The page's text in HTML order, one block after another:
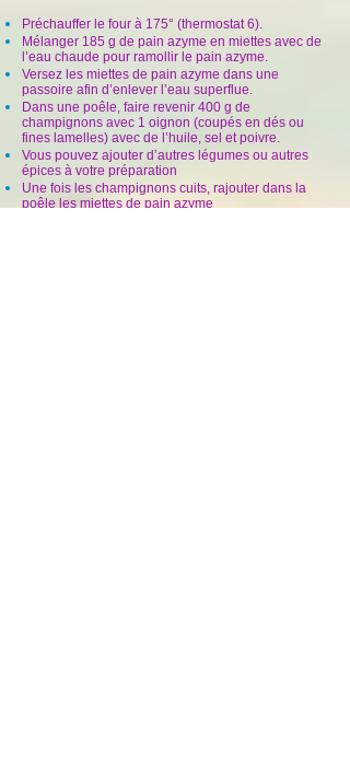
Préchauffer le four à 175° (thermostat 6).
Mélanger 185 g de pain azyme en miettes avec de
l’eau chaude pour ramollir le pain azyme.
Versez les miettes de pain azyme dans une
passoire afin d’enlever l’eau superflue.
Dans une poêle, faire revenir 400 g de
champignons avec 1 oignon (coupés en dés ou
fines lamelles) avec de l’huile, sel et poivre.
Vous pouvez ajouter d’autres légumes ou autres
épices à votre préparation
Une fois les champignons cuits, rajouter dans la
poêle les miettes de pain azyme